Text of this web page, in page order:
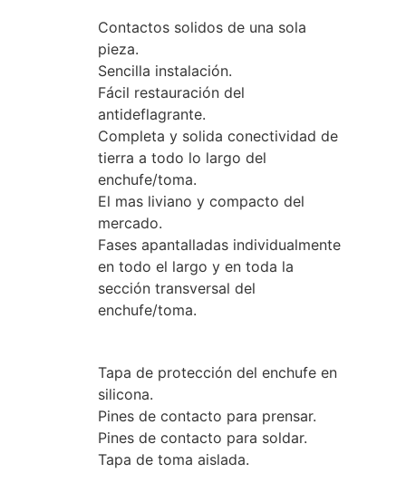
Contactos solidos de una sola
pieza.
Sencilla instalación.
Fácil restauración del
antideflagrante.
Completa y solida conectividad de
tierra a todo lo largo del
enchufe/toma.
El mas liviano y compacto del
mercado.
Fases apantalladas individualmente
en todo el largo y en toda la
sección transversal del
enchufe/toma.
Tapa de protección del enchufe en
silicona.
Pines de contacto para prensar.
Pines de contacto para soldar.
Tapa de toma aislada.